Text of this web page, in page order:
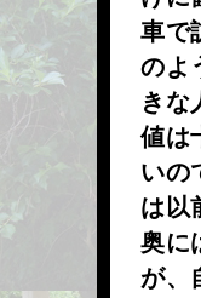
車で
のよ
きな
値は
いの
は以
奥に
が、